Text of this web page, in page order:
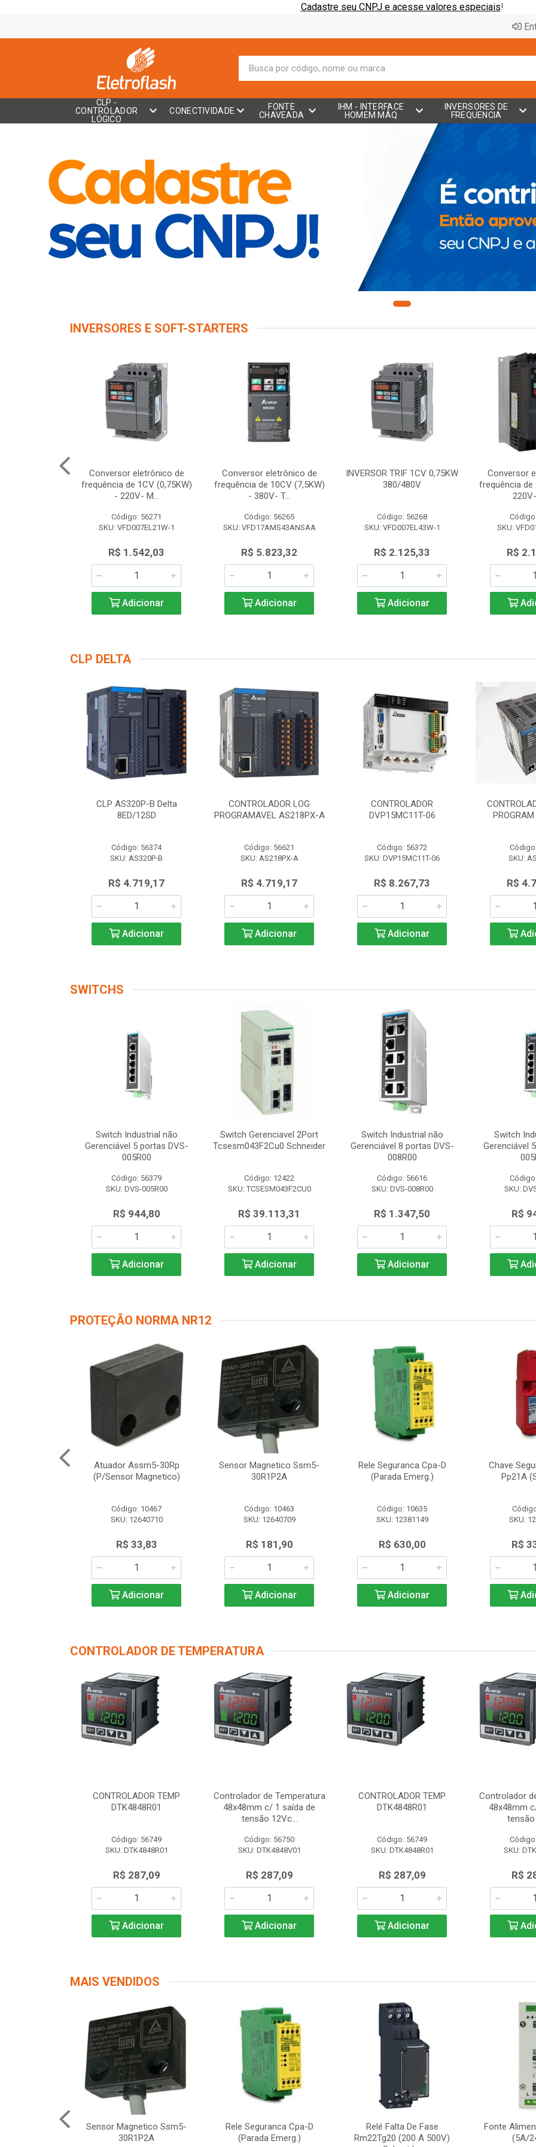
Cadastre seu CNPJ e acesse valores especiais!
CLP -
CONTROLADOR
LÓGICO
CONECTIVIDADE
FONTE
CHAVEADA
IHM - INTERFACE
HOMEM MÁQ
INVERSORES DE
FREQUENCIA
INVERSORES E SOFT-STARTERS
Conversor eletrônico de
frequência de 1CV (0,75KW)
- 220V- M...
Código: 56271
SKU: VFD007EL21W-1
R$ 1.542,03
Adicionar
Conversor eletrônico de
frequência de 10CV (7,5KW)
- 380V- T...
Código: 56265
SKU: VFD17AMS43ANSAA
R$ 5.823,32
Adicionar
INVERSOR TRIF 1CV 0,75KW
380/480V
Código: 56268
SKU: VFD007EL43W-1
R$ 2.125,33
Adicionar
Conversor
frequência de
SKU:
R$
CLP DELTA
CLP AS320P-B Delta
8ED/12SD
Código: 56374
SKU: AS320P-B
R$ 4.719,17
Adicionar
CONTROLADOR LOG
PROGRAMAVEL AS218PX-A
Código: 56621
SKU: AS218PX-A
R$ 4.719,17
Adicionar
CONTROLADOR
DVP15MC11T-06
Código: 56372
SKU: DVP15MC11T-06
R$ 8.267,73
Adicionar
SKU:
R$
SWITCHS
Switch Industrial não
Gerenciável 5 portas DVS-
005R00
Código: 56379
SKU: DVS-005R00
R$ 944,80
Adicionar
Switch Gerenciavel 2Port
Tcsesm043F2Cu0 Schneider
Código: 12422
SKU: TCSESM043F2CU0
R$ 39.113,31
Adicionar
Switch Industrial não
Gerenciável 8 portas DVS-
008R00
Código: 56616
SKU: DVS-008R00
R$ 1.347,50
Adicionar
Switch
Gerenciável
SKU:
R$
PROTEÇÃO NORMA NR12
Atuador Assm5-30Rp
(P/Sensor Magnetico)
Código: 10467
SKU: 12640710
R$ 33,83
Adicionar
Sensor Magnetico Ssm5-
30R1P2A
Código: 10463
SKU: 12640709
R$ 181,90
Adicionar
Rele Seguranca Cpa-D
(Parada Emerg.)
Código: 10635
SKU: 12381149
R$ 630,00
Adicionar
Chave
Pp21A
SKU:
R$
CONTROLADOR DE TEMPERATURA
CONTROLADOR TEMP
DTK4848R01
Código: 56749
SKU: DTK4848R01
R$ 287,09
Adicionar
Controlador de Temperatura
48x48mm c/ 1 saída de
tensão 12Vc...
Código: 56750
SKU: DTK4848V01
R$ 287,09
Adicionar
CONTROLADOR TEMP
DTK4848R01
Código: 56749
SKU: DTK4848R01
R$ 287,09
Adicionar
Controlador
48x48mm
tensão
SKU:
R$
MAIS VENDIDOS
Sensor Magnetico Ssm5-
30R1P2A
Rele Seguranca Cpa-D
(Parada Emerg.)
Relé Falta De Fase
Rm22Tg20 (200 A 500V)
Fonte
(5A/